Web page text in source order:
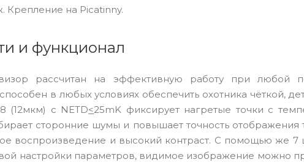
Крепление на Picatinny.
и функционал
рассчитан на эффективную работу при любой
в любых условиях обеспечить охотника чёткой,
(12мкм) с NETD<25mK фиксирует нагретые точки с
сторонние шумы и повышает точность отображения
воспроизведение и высокий контраст. С помощью же 7
настройки параметров, видимое изображение можно